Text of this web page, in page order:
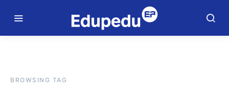
BROWSING TAG